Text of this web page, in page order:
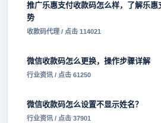
推广乐惠支付收款码怎么样，了解乐
势
收款码代理 / 点击 114021
微信收款码怎么更换，操作步骤详解
行业资讯 / 点击 61250
微信收款码怎么设置不显示姓名？
行业资讯 / 点击 37901